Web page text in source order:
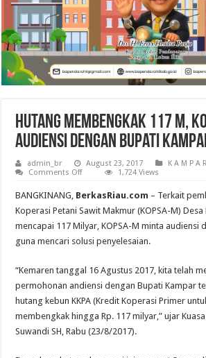
Hutang Membengkak 117 M,
Audiensi Dengan Bupati
admin_br August 23, 2017
K A M P A R
Comments Offon
Membengkak
117
M,
KOPSA-
M
Audiensi
Kampar
1,724 Views
BANGKINANG, BerkasRiau.com – Terkait
Koperasi Petani Sawit Makmur (KOPSA-M)
mencapai 117 Milyar, KOPSA-M minta audiensi
guna mencari solusi penyelesaian.
“Kemaren tanggal 16 Agustus 2017, kita telah
permohonan andiensi dengan Bupati Kampar
hutang kebun KKPA (Kredit Koperasi Primer
membengkak hingga Rp. 117 milyar,” ujar
Suwandi SH, Rabu (23/8/2017).